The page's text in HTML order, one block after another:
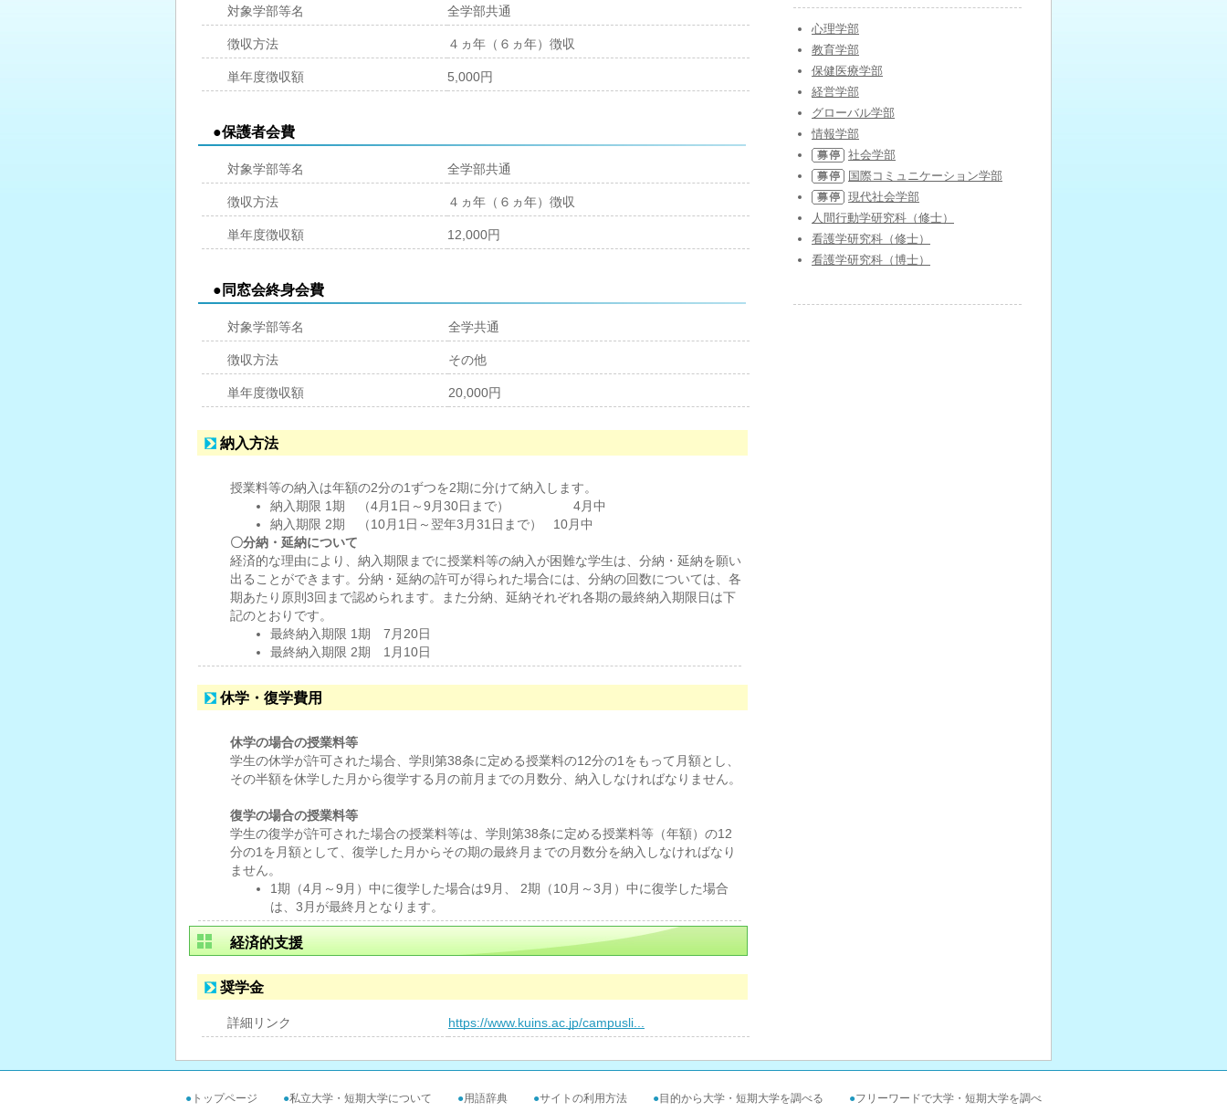
対象学部等名 全学部共通
徴収方法 ４ヵ年（６ヵ年）徴収
単年度徴収額 5,000円
●保護者会費
対象学部等名 全学部共通
徴収方法 ４ヵ年（６ヵ年）徴収
単年度徴収額 12,000円
●同窓会終身会費
対象学部等名 全学共通
徴収方法 その他
単年度徴収額 20,000円
納入方法
授業料等の納入は年額の2分の1ずつを2期に分けて納入します。
納入期限 1期 （4月1日～9月30日まで） 4月中
納入期限 2期 （10月1日～翌年3月31日まで） 10月中
〇分納・延納について
経済的な理由により、納入期限までに授業料等の納入が困難な学生は、分納・延納を願い
出ることができます。分納・延納の許可が得られた場合には、分納の回数については、各
期あたり原則3回まで認められます。また分納、延納それぞれ各期の最終納入期限日は下
記のとおりです。
最終納入期限 1期 7月20日
最終納入期限 2期 1月10日
休学・復学費用
休学の場合の授業料等
学生の休学が許可された場合、学則第38条に定める授業料の12分の1をもって月額とし、
その半額を休学した月から復学する月の前月までの月数分、納入しなければなりません。
復学の場合の授業料等
学生の復学が許可された場合の授業料等は、学則第38条に定める授業料等（年額）の12
分の1を月額として、復学した月からその期の最終月までの月数分を納入しなければなり
ません。
1期（4月～9月）中に復学した場合は9月、 2期（10月～3月）中に復学した場合
は、3月が最終月となります。
経済的支援
奨学金
詳細リンク https://www.kuins.ac.jp/campusli...
心理学部
教育学部
保健医療学部
経営学部
グローバル学部
情報学部
社会学部
国際コミュニケーション学部
現代社会学部
人間行動学研究科（修士）
看護学研究科（修士）
看護学研究科（博士）
● トップページ ●私立大学・短期大学について ●用語辞典 ●サイトの利用方法 ●目的から大学・短期大学を調べる ●フリーワードで大学・短期大学を調べ